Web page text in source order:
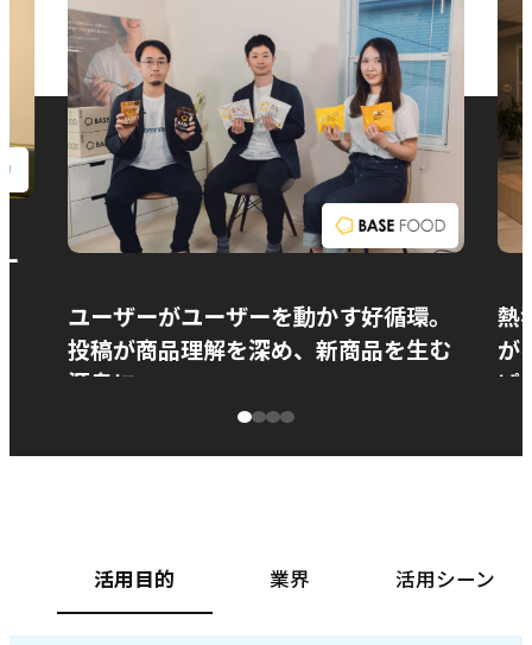
ユーザーがユーザーを動かす好循環。
投稿が商品理解を深め、新商品を生む
源泉に
熱
が
ぱ
活用目的 業界 活用シーン